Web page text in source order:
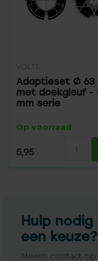
VOLTE
Adaptieset Ø 63
met doekgleuf -
mm serie
Op voorraad
5,95
Hulp
een keuze?
Neem contact